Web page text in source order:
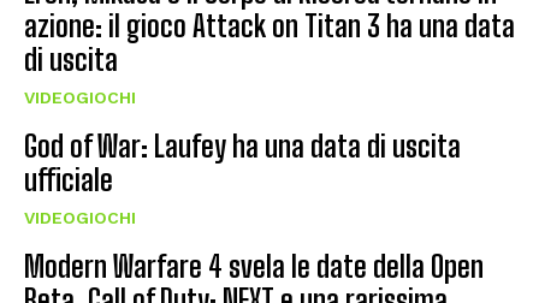
azione: il gioco Attack on Titan 3 ha una data
di uscita
VIDEOGIOCHI
God of War: Laufey ha una data di uscita
ufficiale
VIDEOGIOCHI
Modern Warfare 4 svela le date della Open